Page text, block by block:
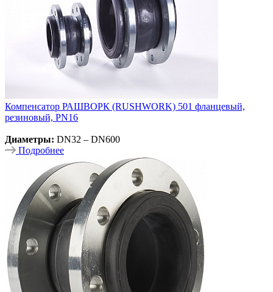
Компенсатор РАШВОРК (RUSHWORK) 501 фланцевый,
резиновый, PN16
Диаметры: DN32 – DN600
Подробнее